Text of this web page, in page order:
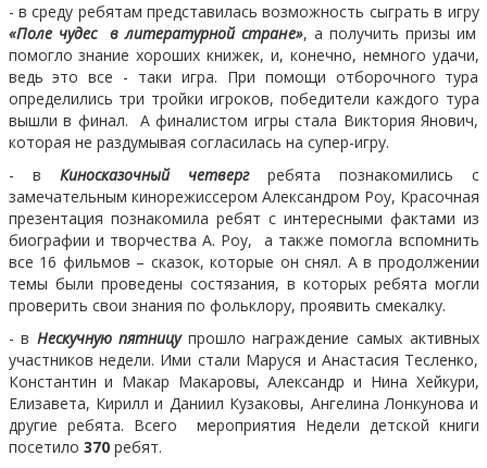
- в среду ребятам представилась возможность сыграть в игру
«Поле чудес в литературной стране», а получить призы им
помогло знание хороших книжек, и, конечно, немного удачи,
ведь это все - таки игра. При помощи отборочного тура
определились три тройки игроков, победители каждого тура
вышли в финал. А финалистом игры стала Виктория Янович,
которая не раздумывая согласилась на супер-игру.
- в Киносказочный четвергребята познакомились с
замечательным кинорежиссером Александром Роу, Красочная
презентация познакомила ребят с интересными фактами из
биографии и творчества А. Роу, а также помогла вспомнить
все 16 фильмов – сказок, которые он снял. А в продолжении
темы были проведены состязания, в которых ребята могли
проверить свои знания по фольклору, проявить смекалку.
- в Нескучную пятницупрошло награждение самых активных
участников недели. Ими стали Маруся и Анастасия Тесленко,
Константин и Макар Макаровы, Александр и Нина Хейкури,
Елизавета, Кирилл и Даниил Кузаковы, Ангелина Лонкунова и
другие ребята. Всего мероприятия Недели детской книги
посетило 370ребят.